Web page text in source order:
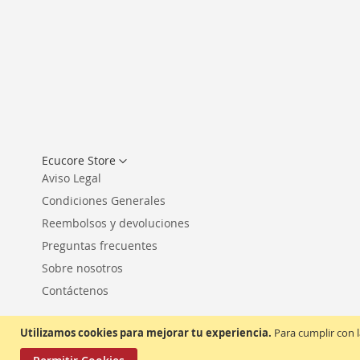
Utilizamos cookies para mejorar tu experiencia. Para cumplir con
Seleccionar
tienda
Ecucore Store
Aviso Legal
Condiciones Generales
Reembolsos y devoluciones
Preguntas frecuentes
Sobre nosotros
Contáctenos